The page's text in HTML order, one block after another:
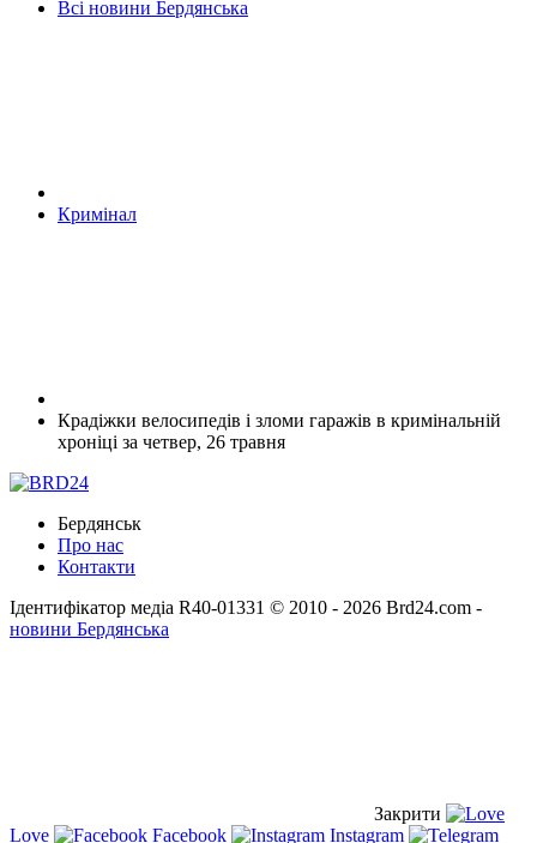
Всі новини Бердянська
Кримінал
Крадіжки велосипедів і зломи гаражів в кримінальній
хроніці за четвер, 26 травня
Бердянськ
Про нас
Контакти
Ідентифікатор медіа R40-01331 © 2010 - 2026 Brd24.com -
новини Бердянська
Закрити
Love
Facebook Instagram